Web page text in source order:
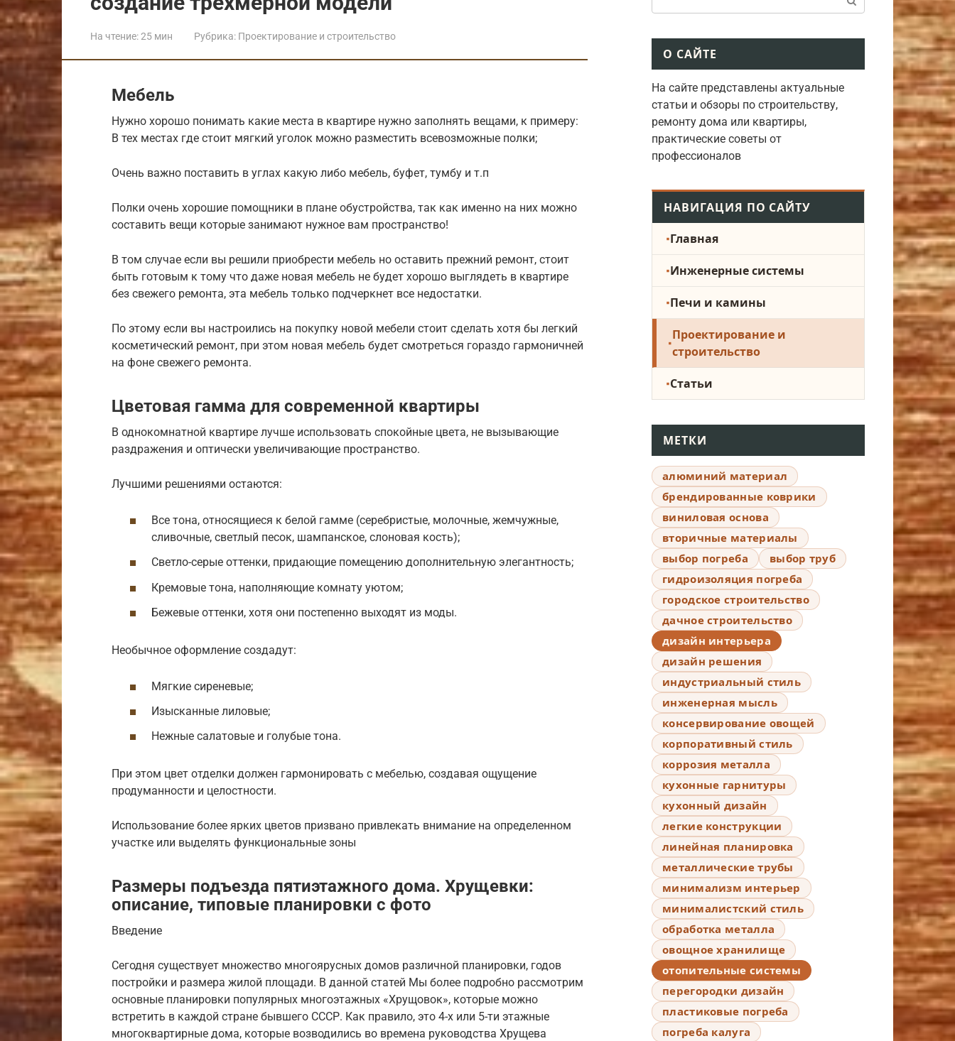
На чтение:25 мин Рубрика: Проектирование и строительство
Мебель
Нужно хорошо понимать какие места в квартире нужно заполнять вещами, к примеру:
В тех местах где стоит мягкий уголок можно разместить всевозможные полки;
Очень важно поставить в углах какую либо мебель, буфет, тумбу и т.п
Полки очень хорошие помощники в плане обустройства, так как именно на них можно
составить вещи которые занимают нужное вам пространство!
В том случае если вы решили приобрести мебель но оставить прежний ремонт, стоит
быть готовым к тому что даже новая мебель не будет хорошо выглядеть в квартире
без свежего ремонта, эта мебель только подчеркнет все недостатки.
По этому если вы настроились на покупку новой мебели стоит сделать хотя бы легкий
косметический ремонт, при этом новая мебель будет смотреться гораздо гармоничней
на фоне свежего ремонта.
Цветовая гамма для современной квартиры
В однокомнатной квартире лучше использовать спокойные цвета, не вызывающие
раздражения и оптически увеличивающие пространство.
Лучшими решениями остаются:
Все тона, относящиеся к белой гамме (серебристые, молочные, жемчужные,
сливочные, светлый песок, шампанское, слоновая кость);
Светло-серые оттенки, придающие помещению дополнительную элегантность;
Кремовые тона, наполняющие комнату уютом;
Бежевые оттенки, хотя они постепенно выходят из моды.
Необычное оформление создадут:
Мягкие сиреневые;
Изысканные лиловые;
Нежные салатовые и голубые тона.
При этом цвет отделки должен гармонировать с мебелью, создавая ощущение
продуманности и целостности.
Использование более ярких цветов призвано привлекать внимание на определенном
участке или выделять функциональные зоны
Размеры подъезда пятиэтажного дома. Хрущевки:
описание, типовые планировки с фото
Введение
Сегодня существует множество многоярусных домов различной планировки, годов
постройки и размера жилой площади. В данной статей Мы более подробно рассмотрим
основные планировки популярных многоэтажных «Хрущовок», которые можно
встретить в каждой стране бывшего СССР. Как правило, это 4-х или 5-ти этажные
многоквартирные дома, которые возводились во времена руководства Хрущева
О САЙТЕ
На сайте представлены актуальные
статьи и обзоры по строительству,
ремонту дома или квартиры,
практические советы от
профессионалов
НАВИГАЦИЯ ПО САЙТУ
Главная
Инженерные системы
Печи и камины
Проектирование и
строительство
Статьи
МЕТКИ
алюминий материал
брендированные коврики
виниловая основа
вторичные материалы
выбор погреба
выбор труб
гидроизоляция погреба
городское строительство
дачное строительство
дизайн интерьера
дизайн решения
индустриальный стиль
инженерная мысль
консервирование овощей
корпоративный стиль
коррозия металла
кухонные гарнитуры
кухонный дизайн
легкие конструкции
линейная планировка
металлические трубы
минимализм интерьер
минималистский стиль
обработка металла
овощное хранилище
отопительные системы
перегородки дизайн
пластиковые погреба
погреба калуга